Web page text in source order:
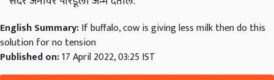
English Summary:If buffalo, cow is giving less milk then do this
solution for no tension
Published on:17 April 2022, 03:25 IST